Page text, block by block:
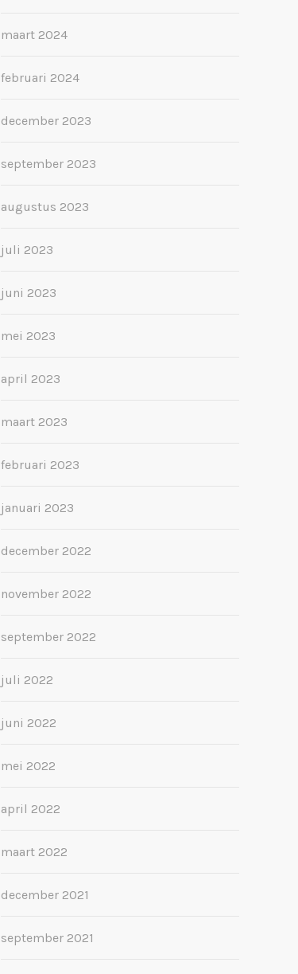
maart 2024
februari 2024
december 2023
september 2023
augustus 2023
juli 2023
juni 2023
mei 2023
april 2023
maart 2023
februari 2023
januari 2023
december 2022
november 2022
september 2022
juli 2022
juni 2022
mei 2022
april 2022
maart 2022
december 2021
september 2021